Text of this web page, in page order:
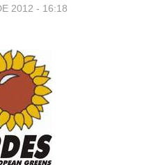
2012 - 16:18